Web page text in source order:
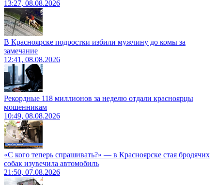
13:27, 08.08.2026
В Красноярске подростки избили мужчину до комы за
замечание
12:41, 08.08.2026
Рекордные 118 миллионов за неделю отдали красноярцы
мошенникам
10:49, 08.08.2026
«С кого теперь спрашивать?» — в Красноярске стая бродячих
собак изувечила автомобиль
21:50, 07.08.2026